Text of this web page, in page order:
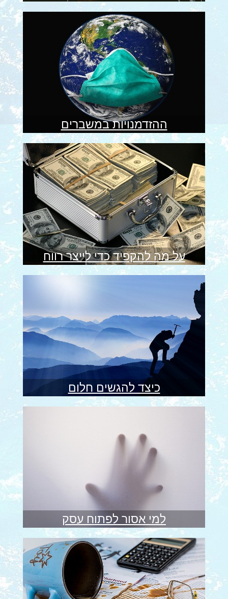
ההזדמנויות במשברים
על מה להקפיד כדי לייצר רווח
כיצד להגשים חלום
למי אסור לפתוח עסק